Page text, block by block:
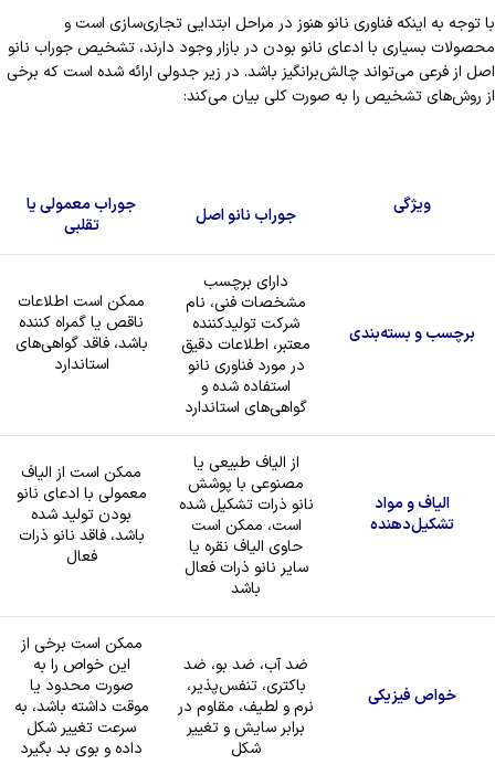
با توجه به اینکه فناوری نانو هنوز در مراحل ابتدایی تجاری‌سازی است و
محصولات بسیاری با ادعای نانو بودن در بازار وجود دارند، تشخیص جوراب نانو
اصل از فرعی می‌تواند چالش‌برانگیز باشد. در زیر جدولی ارائه شده است که برخی
از روش‌های تشخیص را به صورت کلی بیان می‌کند:
ویژگی جوراب نانو اصل
جوراب معمولی یا
تقلبی
برچسب و بسته‌بندی
دارای برچسب
مشخصات فنی، نام
شرکت تولیدکننده
معتبر، اطلاعات دقیق
در مورد فناوری نانو
استفاده شده و
گواهی‌های استاندارد
ممکن است اطلاعات
ناقص یا گمراه کننده
باشد، فاقد گواهی‌های
استاندارد
الیاف و مواد
تشکیل‌دهنده
از الیاف طبیعی یا
مصنوعی با پوشش
نانو ذرات تشکیل شده
است، ممکن است
حاوی الیاف نقره یا
سایر نانو ذرات فعال
باشد
ممکن است از الیاف
معمولی با ادعای نانو
بودن تولید شده
باشد، فاقد نانو ذرات
فعال
خواص فیزیکی
ضد آب، ضد بو، ضد
باکتری، تنفس‌پذیر،
نرم و لطیف، مقاوم در
برابر سایش و تغییر
شکل
ممکن است برخی از
این خواص را به
صورت محدود یا
موقت داشته باشد، به
سرعت تغییر شکل
داده و بوی بد بگیرد